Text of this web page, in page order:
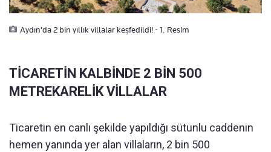
Aydın'da 2 bin yıllık villalar keşfedildi! - 1. Resim
TİCARETİN KALBİNDE 2 BİN 500
METREKARELİK VİLLALAR
Ticaretin en canlı şekilde yapıldığı sütunlu caddenin
hemen yanında yer alan villaların, 2 bin 500